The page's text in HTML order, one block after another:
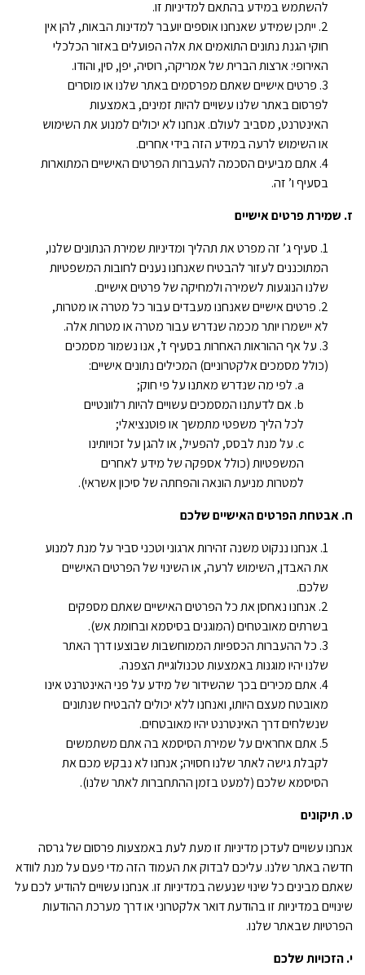
להשתמש במידע בהתאם למדיניות זו.
ייתכן שמידע שאנחנו אוספים יועבר למדינות הבאות, להן אין
חוקי הגנת נתונים התואמים את אלה הפועלים באזור הכלכלי
האירופי: ארצות הברית של אמריקה, רוסיה, יפן, סין, והודו.
פרטים אישיים שאתם מפרסמים באתר שלנו או מוסרים
לפרסום באתר שלנו עשויים להיות זמינים, באמצעות
האינטרנט, מסביב לעולם. אנחנו לא יכולים למנוע את השימוש
או השימוש לרעה במידע הזה בידי אחרים.
אתם מביעים הסכמה להעברות הפרטים האישיים המתוארות
בסעיף ו’ זה.
ז. שמירת פרטים אישיים
סעיף ג’ זה מפרט את תהליך ומדיניות שמירת הנתונים שלנו,
המתוכננים לעזור להבטיח שאנחנו נענים לחובות המשפטיות
שלנו הנוגעות לשמירה ולמחיקה של פרטים אישיים.
פרטים אישיים שאנחנו מעבדים עבור כל מטרה או מטרות,
לא יישמרו יותר מכמה שנדרש עבור מטרה או מטרות אלה.
על אף ההוראות האחרות בסעיף ז’, אנו נשמור מסמכים
(כולל מסמכים אלקטרוניים) המכילים נתונים אישיים:
לפי מה שנדרש מאתנו על פי חוק;
אם לדעתנו המסמכים עשויים להיות רלוונטיים
לכל הליך משפטי מתמשך או פוטנציאלי;
על מנת לבסס, להפעיל, או להגן על זכויותינו
המשפטיות (כולל אספקה של מידע לאחרים
למטרות מניעת הונאה והפחתה של סיכון אשראי).
ח. אבטחת הפרטים האישיים שלכם
אנחנו ננקוט משנה זהירות ארגוני וטכני סביר על מנת למנוע
את האבדן, השימוש לרעה, או השינוי של הפרטים האישיים
שלכם.
אנחנו נאחסן את כל הפרטים האישיים שאתם מספקים
בשרתים מאובטחים (המוגנים בסיסמא ובחומת אש).
כל ההעברות הכספיות הממוחשבות שבוצעו דרך האתר
שלנו יהיו מוגנות באמצעות טכנולוגיית הצפנה.
אתם מכירים בכך שהשידור של מידע על פני האינטרנט אינו
מאובטח מעצם היותו, ואנחנו ללא יכולים להבטיח שנתונים
שנשלחים דרך האינטרנט יהיו מאובטחים.
אתם אחראים על שמירת הסיסמא בה אתם משתמשים
לקבלת גישה לאתר שלנו חסויה; אנחנו לא נבקש מכם את
הסיסמא שלכם (למעט בזמן ההתחברות לאתר שלנו).
ט. תיקונים
אנחנו עשויים לעדכן מדיניות זו מעת לעת באמצעות פרסום של גרסה
חדשה באתר שלנו. עליכם לבדוק את העמוד הזה מדי פעם על מנת לוודא
שאתם מבינים כל שינוי שנעשה במדיניות זו. אנחנו עשויים להודיע לכם על
שינויים במדיניות זו בהודעת דואר אלקטרוני או דרך מערכת ההודעות
הפרטיות שבאתר שלנו.
י. הזכויות שלכם